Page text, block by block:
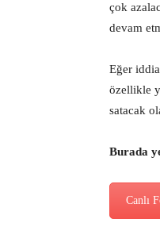
çok
devam
Eğer
özellikle
satacak
Burada
Canlı